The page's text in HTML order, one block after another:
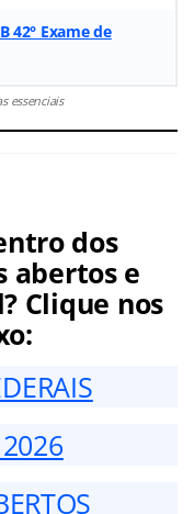
42° Exame de
essenciais
dos
abertos e
Clique nos